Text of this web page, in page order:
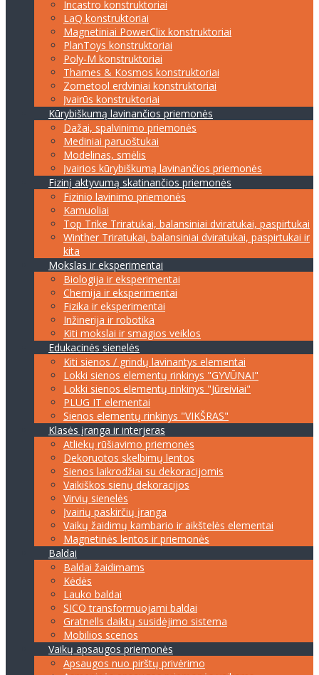
Incastro konstruktoriai
LaQ konstruktoriai
Magnetiniai PowerClix konstruktoriai
PlanToys konstruktoriai
Poly-M konstruktoriai
Thames & Kosmos konstruktoriai
Zometool erdviniai konstruktoriai
Įvairūs konstruktoriai
Kūrybiškumą lavinančios priemonės
Dažai, spalvinimo priemonės
Mediniai paruoštukai
Modelinas, smėlis
Įvairios kūrybiškumą lavinančios priemonės
Fizinį aktyvumą skatinančios priemonės
Fizinio lavinimo priemonės
Kamuoliai
Top Trike Triratukai, balansiniai dviratukai, paspirtukai
Winther Triratukai, balansiniai dviratukai, paspirtukai ir
kita
Mokslas ir eksperimentai
Biologija ir eksperimentai
Chemija ir eksperimentai
Fizika ir eksperimentai
Inžinerija ir robotika
Kiti mokslai ir smagios veiklos
Edukacinės sienelės
Kiti sienos / grindų lavinantys elementai
Lokki sienos elementų rinkinys "GYVŪNAI"
Lokki sienos elementų rinkinys "Jūreiviai"
PLUG IT elementai
Sienos elementų rinkinys "VIKŠRAS"
Klasės įranga ir interjeras
Atliekų rūšiavimo priemonės
Dekoruotos skelbimų lentos
Sienos laikrodžiai su dekoracijomis
Vaikiškos sienų dekoracijos
Virvių sienelės
Įvairių paskirčių įranga
Vaikų žaidimų kambario ir aikštelės elementai
Magnetinės lentos ir priemonės
Baldai
Baldai žaidimams
Kėdės
Lauko baldai
SICO transformuojami baldai
Gratnells daiktų susidėjimo sistema
Mobilios scenos
Vaikų apsaugos priemonės
Apsaugos nuo pirštų privėrimo